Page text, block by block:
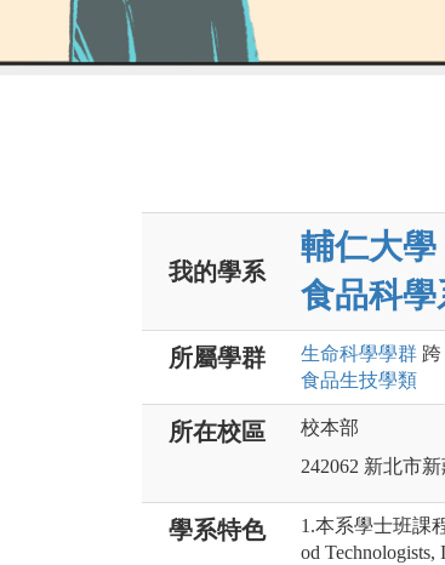
ColleGo! 大學選才與高中育才輔助系統
我的學系
輔仁大學
食品科學
所屬學群 生命科學學群 跨
食品生技學類
所在校區
校本部
242062 新北市
學系特色
1.本系學士班課
od